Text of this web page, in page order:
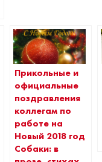
Прикольные и
официальные
поздравления
коллегам по
работе на
Новый 2018 год
Собаки: в